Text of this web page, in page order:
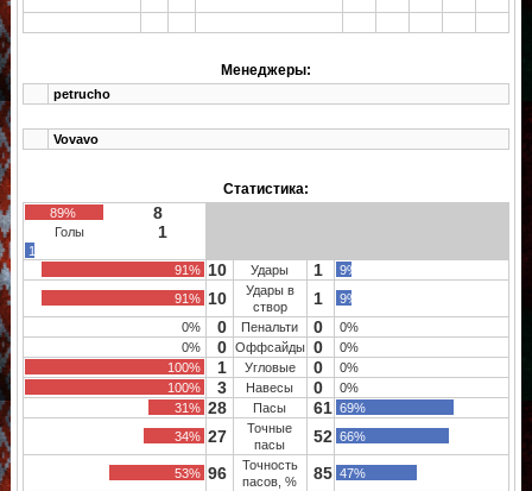
Менеджеры:
petrucho
Vovavo
Статистика:
89% 8
Голы 1
11%
91% 10 Удары 1
9%
91% 10
Удары в
створ
1
9%
0%
0 Пенальти 0
0%
0%
0 Оффсайды 0
0%
100%
1 Угловые 0
0%
100%
3 Навесы 0
0%
31% 28 Пасы 61 69%
34% 27
Точные
пасы
52 66%
53% 96
Точность
пасов, %
85 47%